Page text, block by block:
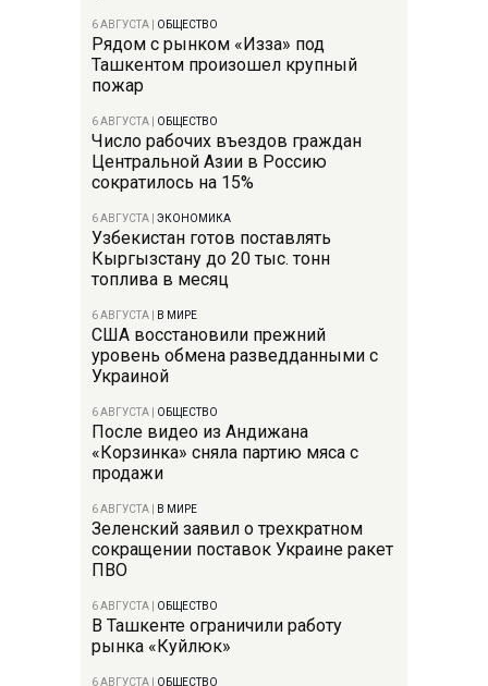
6 АВГУСТА ОБЩЕСТВО
Рядом с рынком «Изза» под
Ташкентом произошел крупный
пожар
6 АВГУСТА ОБЩЕСТВО
Число рабочих въездов граждан
Центральной Азии в Россию
сократилось на 15%
6 АВГУСТА ЭКОНОМИКА
Узбекистан готов поставлять
Кыргызстану до 20 тыс. тонн
топлива в месяц
6 АВГУСТА В МИРЕ
США восстановили прежний
уровень обмена разведданными с
Украиной
6 АВГУСТА ОБЩЕСТВО
После видео из Андижана
«Корзинка» сняла партию мяса с
продажи
6 АВГУСТА В МИРЕ
Зеленский заявил о трехкратном
сокращении поставок Украине ракет
ПВО
6 АВГУСТА ОБЩЕСТВО
В Ташкенте ограничили работу
рынка «Куйлюк»
6 АВГУСТА ОБЩЕСТВО